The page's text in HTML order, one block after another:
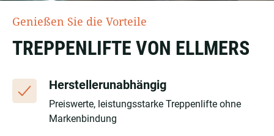
Genießen Sie die Vorteile
TREPPENLIFTE VON ELLMERS
Herstellerunabhängig
Preiswerte, leistungsstarke Treppenlifte ohne
Markenbindung